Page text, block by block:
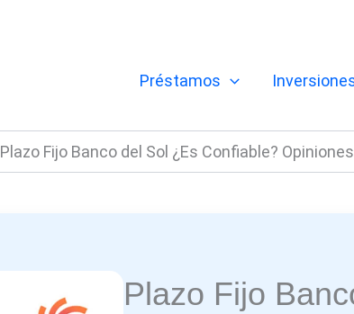
Préstamos
Plazo Fijo Banco del Sol ¿Es Confiable? Opiniones
Plazo Fijo